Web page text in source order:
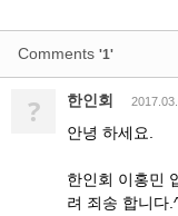
Comments '1'
? 한인회
안녕 하세요.
한인회 이홍민
려 죄송 합니다